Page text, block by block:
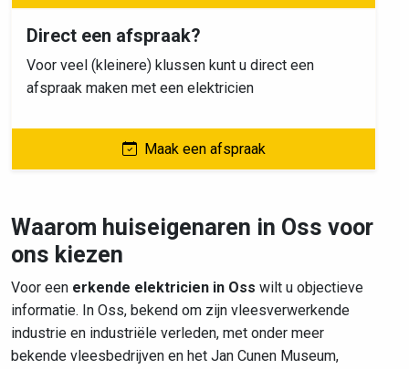
Direct een afspraak?
Voor veel (kleinere) klussen kunt u direct een
afspraak maken met een elektricien
Maak een afspraak
Waarom huiseigenaren in Oss voor
ons kiezen
Voor een erkende elektricien in Oss wilt u objectieve
informatie. In Oss, bekend om zijn vleesverwerkende
industrie en industriële verleden, met onder meer
bekende vleesbedrijven en het Jan Cunen Museum,